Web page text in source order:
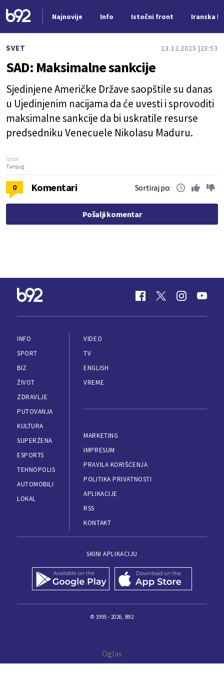
Najnovije Info Istočni front Iranska
SVET 23.12.2025. 23:53
SAD: Maksimalne sankcije
Sjedinjene Američke Države saopštile su danas
u Ujedinjenim nacijama da će uvesti i sprovoditi
maksimalne sankcije da bi uskratile resurse
predsedniku Venecuele Nikolasu Maduru.
Izvor:
Tanjug
0 Komentari Sortiraj po:
Pošalji komentar
INFO
SPORT
BIZ
ŽIVOT
ZDRAVLJE
PUTOVANJA
KULTURA
SUPERŽENA
ESPORTS
TEHNOPOLIS
AUTOMOBILI
LOKAL
VIDEO
TV
ENGLISH
VREME
MARKETING
IMPRESUM
PRAVILA KORIŠĆENJA
POLITIKA PRIVATNOSTI
APLIKACIJE
RSS
KONTAKT
SKINI APLIKACIJU
© 1995 - 2026, B92